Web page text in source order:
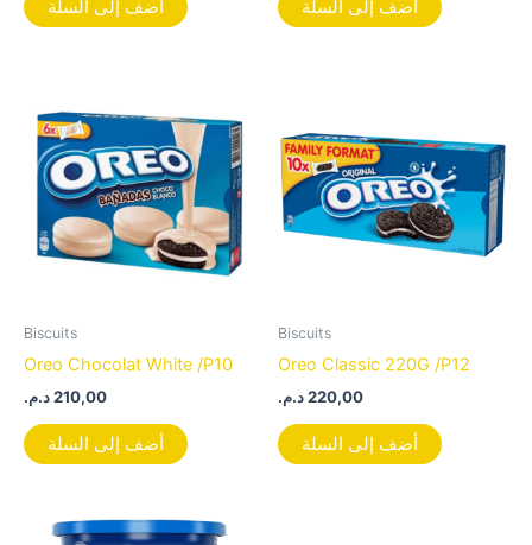
أضف إلى السلة أضف إلى السلة
Biscuits
Oreo Chocolat White /P10
210,00د.م.
أضف إلى السلة
Biscuits
Oreo Classic 220G /P12
220,00د.م.
أضف إلى السلة